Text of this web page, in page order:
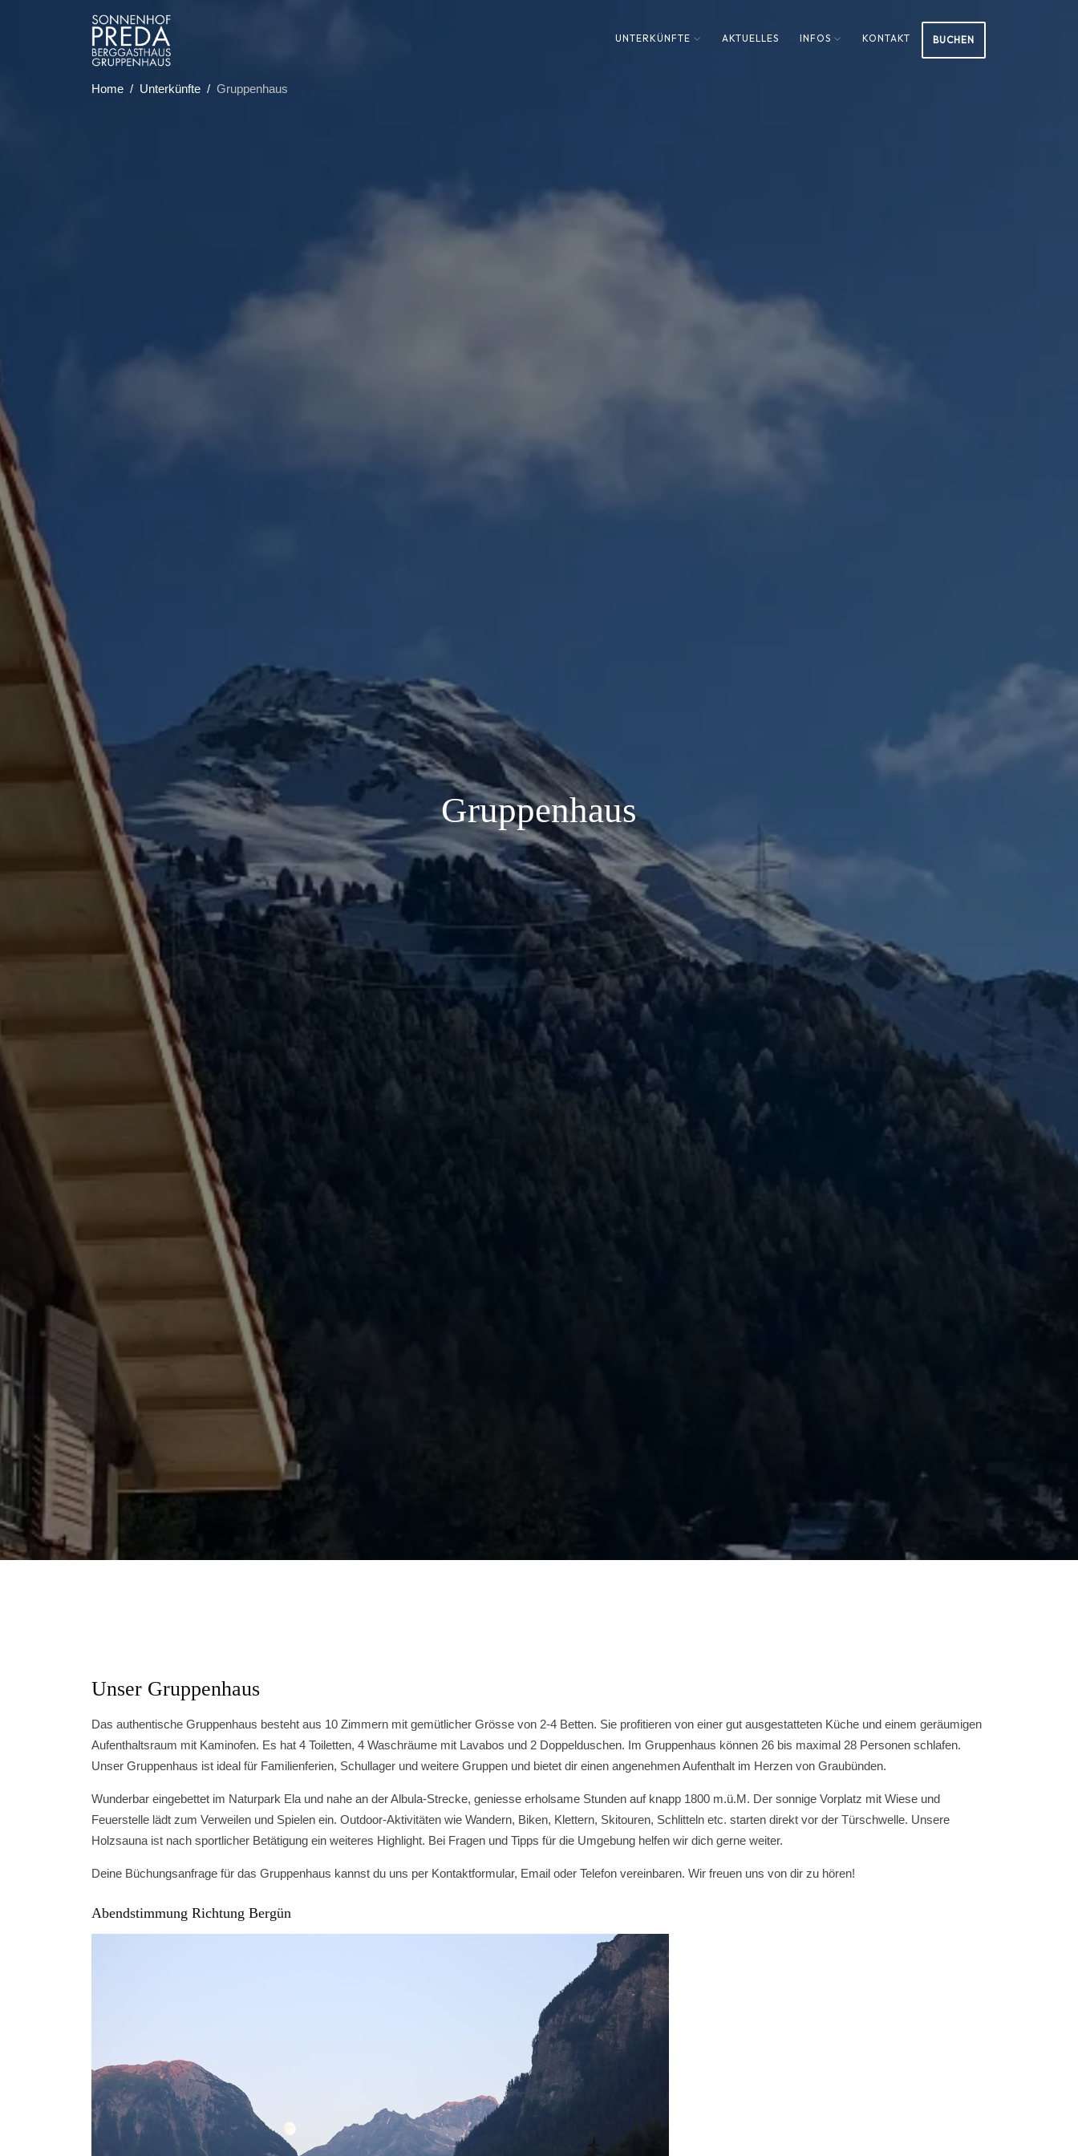
UNTERKÜNFTE AKTUELLES INFOS KONTAKT BUCHEN
Home Unterkünfte Gruppenhaus
Gruppenhaus
Unser Gruppenhaus
Das authentische Gruppenhaus besteht aus 10 Zimmern mit gemütlicher Grösse von 2-4 Betten. Sie profitieren von einer gut ausgestatteten Küche und einem geräumigen
Aufenthaltsraum mit Kaminofen. Es hat 4 Toiletten, 4 Waschräume mit Lavabos und 2 Doppelduschen. Im Gruppenhaus können 26 bis maximal 28 Personen schlafen.
Unser Gruppenhaus ist ideal für Familienferien, Schullager und weitere Gruppen und bietet dir einen angenehmen Aufenthalt im Herzen von Graubünden.
Wunderbar eingebettet im Naturpark Ela und nahe an der Albula-Strecke, geniesse erholsame Stunden auf knapp 1800 m.ü.M. Der sonnige Vorplatz mit Wiese und
Feuerstelle lädt zum Verweilen und Spielen ein. Outdoor-Aktivitäten wie Wandern, Biken, Klettern, Skitouren, Schlitteln etc. starten direkt vor der Türschwelle. Unsere
Holzsauna ist nach sportlicher Betätigung ein weiteres Highlight. Bei Fragen und Tipps für die Umgebung helfen wir dich gerne weiter.
Deine Büchungsanfrage für das Gruppenhaus kannst du uns per Kontaktformular, Email oder Telefon vereinbaren. Wir freuen uns von dir zu hören!
Abendstimmung Richtung Bergün